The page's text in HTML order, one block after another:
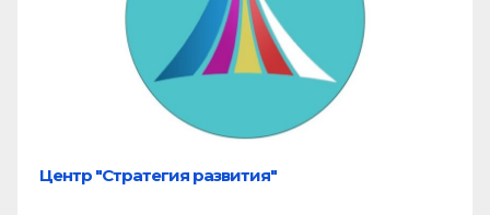
Центр "Стратегия развития"